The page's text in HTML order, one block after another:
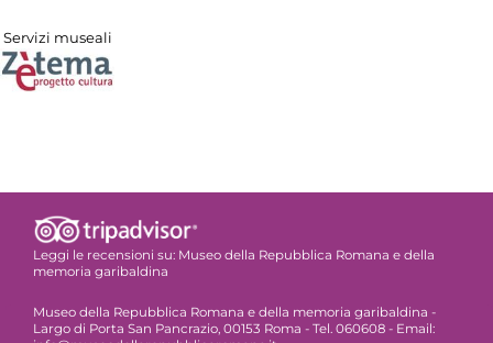
Servizi museali
Leggi le recensioni su: Museo della Repubblica Romana e della
memoria garibaldina
Museo della Repubblica Romana e della memoria garibaldina -
Largo di Porta San Pancrazio, 00153 Roma - Tel. 060608 - Email: